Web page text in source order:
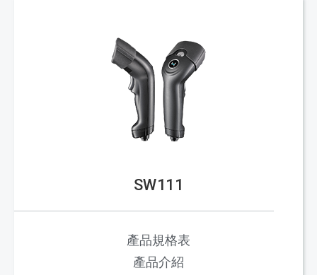
SW111
產品規格表
產品介紹